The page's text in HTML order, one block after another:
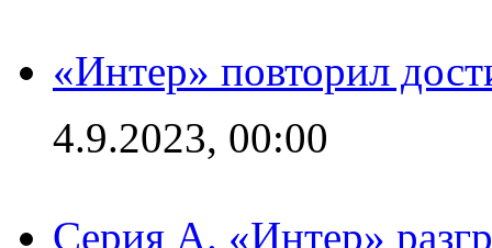
«Интер» повторил
4.9.2023, 00:00
Серия А. «Интер»